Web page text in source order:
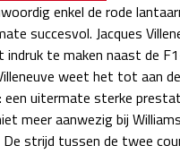
enkel de rode
succesvol. Jacques
te maken naast de
weet het tot aan
een uitermate sterke
meer aanwezig bij
De strijd tussen de twee